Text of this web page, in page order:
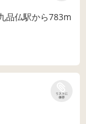
品仏駅から783m
リストに
保存